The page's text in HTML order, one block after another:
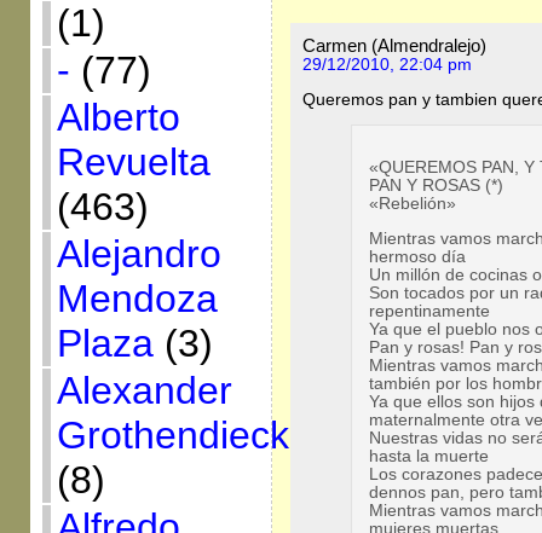
(1)
- (77)
Alberto
Revuelta
(463)
Alejandro
Mendoza
Plaza(3)
Alexander
Grothendieck
(8)
Carmen (Almendralejo)
29/12/2010, 22:04 pm
Queremos pan y tambien
«QUEREMOS PAN, Y
PAN Y ROSAS (*)
«Rebelión»
Mientras vamos
hermoso día
Un millón de cocinas
Son tocados por un
repentinamente
Ya que el pueblo nos
Pan y rosas! Pan y
Mientras vamos
también por los
Ya que ellos son
maternalmente otra
Nuestras vidas no
hasta la muerte
Los corazones
dennos pan, pero
Mientras vamos
mujeres muertas